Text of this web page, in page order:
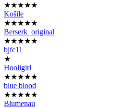
★★★★★
Košile
★★★★★
Berserk_original
★★★★★
bjfc11
★
Hooligirl
★★★★★
blue blood
★★★★★
Blumenau